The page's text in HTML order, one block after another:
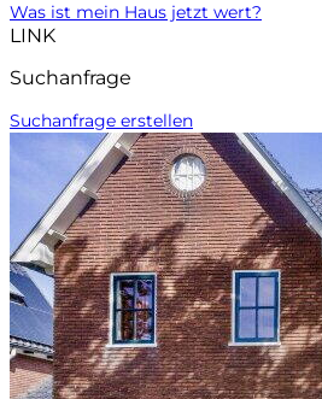
Was ist mein Haus jetzt wert?
LINK
Suchanfrage
Suchanfrage erstellen